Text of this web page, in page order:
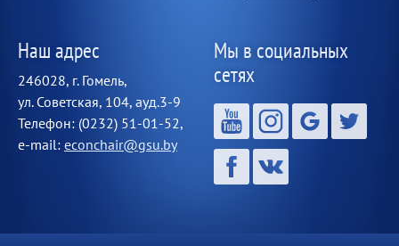
Наш адрес
246028, г. Гомель,
ул. Советская, 104, ауд.3-9
Телефон: (0232) 51-01-52,
e-mail: econchair@gsu.by
Мы в социальных
сетях